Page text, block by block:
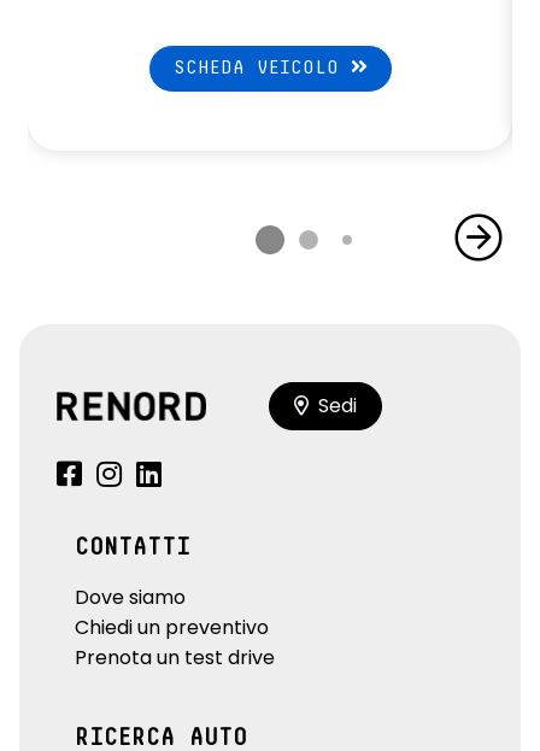
SCHEDA VEICOLO
Sedi
CONTATTI
Dove siamo
Chiedi un preventivo
Prenota un test drive
RICERCA AUTO